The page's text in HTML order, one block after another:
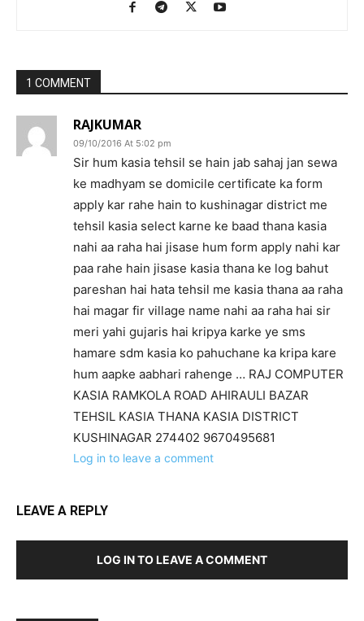
1 COMMENT
RAJKUMAR
09/10/2016 At 5:02 pm
Sir hum kasia tehsil se hain jab sahaj jan sewa
ke madhyam se domicile certificate ka form
apply kar rahe hain to kushinagar district me
tehsil kasia select karne ke baad thana kasia
nahi aa raha hai jisase hum form apply nahi kar
paa rahe hain jisase kasia thana ke log bahut
pareshan hai hata tehsil me kasia thana aa raha
hai magar fir village name nahi aa raha hai sir
meri yahi gujaris hai kripya karke ye sms
hamare sdm kasia ko pahuchane ka kripa kare
hum aapke aabhari rahenge … RAJ COMPUTER
KASIA RAMKOLA ROAD AHIRAULI BAZAR
TEHSIL KASIA THANA KASIA DISTRICT
KUSHINAGAR 274402 9670495681
Log in to leave a comment
LEAVE A REPLY
LOG IN TO LEAVE A COMMENT